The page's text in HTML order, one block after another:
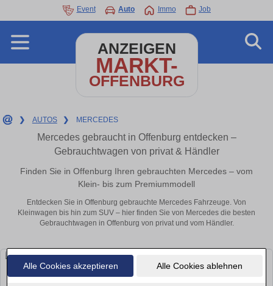
Alle Cookies akzeptieren Alle Cookies ablehnen
Event Auto Immo Job
ANZEIGEN
MARKT-
OFFENBURG
❯ AUTOS ❯ MERCEDES
Mercedes gebraucht in Offenburg entdecken –
Gebrauchtwagen von privat & Händler
Finden Sie in Offenburg Ihren gebrauchten Mercedes – vom
Klein- bis zum Premiummodell
Entdecken Sie in Offenburg gebrauchte Mercedes Fahrzeuge. Von
Kleinwagen bis hin zum SUV – hier finden Sie von Mercedes die besten
Gebrauchtwagen in Offenburg von privat und vom Händler.